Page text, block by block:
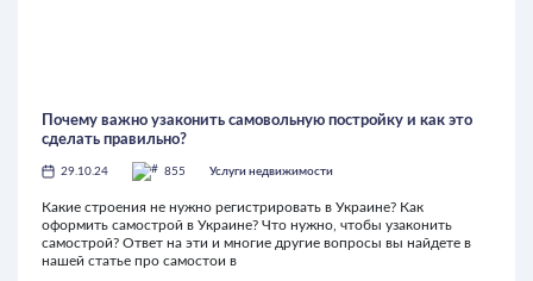
Почему важно узаконить самовольную постройку и как это
сделать правильно?
29.10.24 855 Услуги недвижимости
Какие строения не нужно регистрировать в Украине? Как
оформить самострой в Украине? Что нужно, чтобы узаконить
самострой? Ответ на эти и многие другие вопросы вы найдете в
нашей статье про самостои в